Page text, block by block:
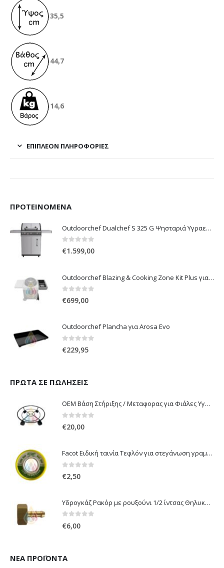
35,5
44,7
14,6
ΕΠΙΠΛΈΟΝ ΠΛΗΡΟΦΟΡΊΕΣ
ΠΡΟΤΕΙΝΌΜΕΝΑ
Outdoorchef Dualchef S 325 G Ψησταριά Υγραερίου
0out of 5
€1.599,00
Outdoorchef Blazing & Cooking Zone Kit Plus για Ψησταριά Arosa Evo
0out of 5
€699,00
Outdoorchef Plancha για Arosa Evo
0out of 5
€229,95
ΠΡΏΤΑ ΣΕ ΠΩΛΉΣΕΙΣ
OEM Βάση Στήριξης / Μεταφορας για Φιάλες Υγραερίου 10 kg & 13 kg με ροδάκια
0out of 5
€20,00
Facot Ειδική ταινία Τεφλόν για στεγάνωση γραμμών αερίου 12m
€2,50
Υδρογκάζ Ρακόρ με ρουξούνι 1/2 ίντσας Θηλυκό Δεξιόστροφο για σύνδεση συσκευών με λάστιχο υγραερίου 8mm
€6,00
ΝΈΑ ΠΡΟΪΌΝΤΑ